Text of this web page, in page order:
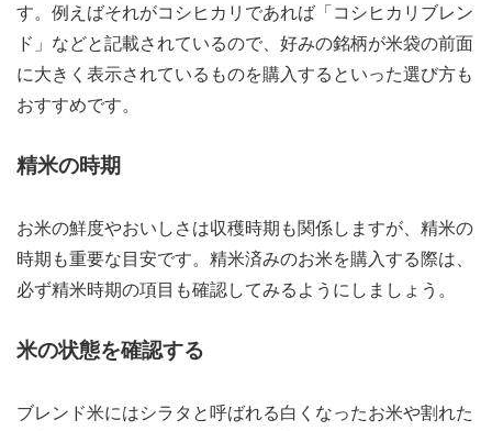
す。例えばそれがコシヒカリであれば「コシヒカリブレン
ド」などと記載されているので、好みの銘柄が米袋の前面
に大きく表示されているものを購入するといった選び方も
おすすめです。
精米の時期
お米の鮮度やおいしさは収穫時期も関係しますが、精米の
時期も重要な目安です。精米済みのお米を購入する際は、
必ず精米時期の項目も確認してみるようにしましょう。
米の状態を確認する
ブレンド米にはシラタと呼ばれる白くなったお米や割れた